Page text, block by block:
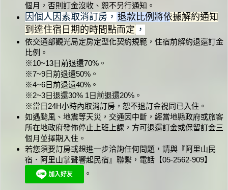
個月，否則訂金沒收、恕不另行通知。
因個人因素取消訂房， 退款比例將依據解約通知
到達住宿日期的時間點而定 ，
依交通部觀光局定房定型化契約規範，住宿前解約退還訂金
比例。
※10~13日前退還70%。
※7~9日前退還50%。
※4~6日前退還40%。
※2~3日退還30% 1日前退還20%。
※當日24H小時內取消訂房，恕不退訂金視同已入住。
如遇颱風、地震等天災，交通因中斷，經當地縣政府或旅客
所在地政府發佈停止上班上課，方可退還訂金或保留訂金三
個月並擇期入住。
若您須要訂房或想進一步洽詢任何問題，請與『阿里山民
宿．阿里山掌聲響起民宿』聯繫，電話【05-2562-909】
。